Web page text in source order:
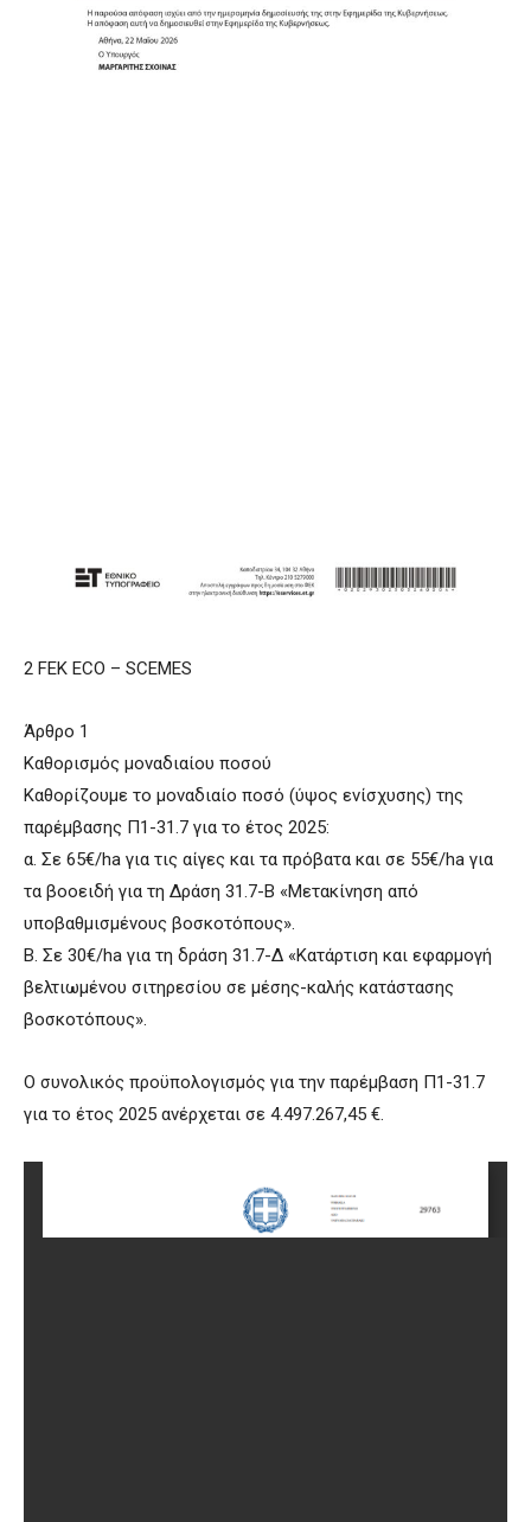
2 FEK ECO – SCEMES
Άρθρο 1
Καθορισμός μοναδιαίου ποσού
Καθορίζουμε το μοναδιαίο ποσό (ύψος ενίσχυσης) της
παρέμβασης Π1-31.7 για το έτος 2025:
α. Σε 65€/ha για τις αίγες και τα πρόβατα και σε 55€/ha για
τα βοοειδή για τη Δράση 31.7-Β «Μετακίνηση από
υποβαθμισμένους βοσκοτόπους».
Β. Σε 30€/ha για τη δράση 31.7-Δ «Κατάρτιση και εφαρμογή
βελτιωμένου σιτηρεσίου σε μέσης-καλής κατάστασης
βοσκοτόπους».
Ο συνολικός προϋπολογισμός για την παρέμβαση Π1-31.7
για το έτος 2025 ανέρχεται σε 4.497.267,45 €.